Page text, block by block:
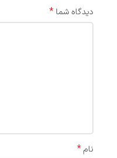
دیدگاه شما *
نام*